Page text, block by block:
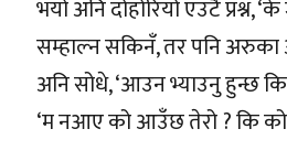
भयो अनि दोहोरियो एउटै प्रश्न,
सम्हाल्न सकिनँ, तर पनि
अनि सोधे, ‘आउन भ्याउनु हुन्छ कि
‘म नआए को आउँछ तेरो ? कि